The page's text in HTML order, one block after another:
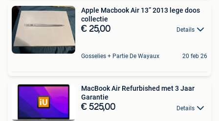
Apple Macbook Air 13” 2013 lege doos
collectie
€ 25,00 Details
Gosselies + Partie De Wayaux 20 feb 26
MacBook Air Refurbished met 3 Jaar
Garantie
€ 525,00 Details